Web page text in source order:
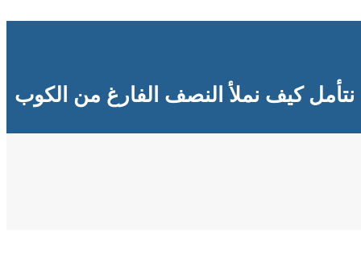
نتأمل كيف نملأ النصف الفارغ من الكوب